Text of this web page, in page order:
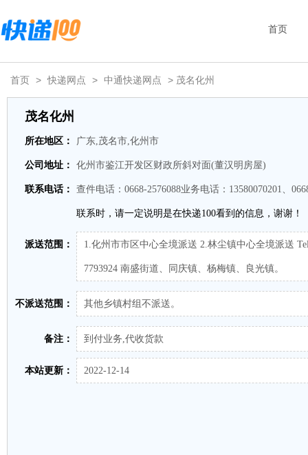
首页
首页 > 快递网点 > 中通快递网点 > 茂名化州
茂名化州
所在地区： 广东,茂名市,化州市
公司地址： 化州市鉴江开发区财政所斜对面(董汉明房屋)
联系电话： 查件电话：0668-2576088业务电话：13580070201、
联系时，请一定说明是在快递100看到的信息，谢谢！
派送范围： 1.化州市市区中心全境派送 2.林尘镇中心全境派送
7793924 南盛街道、同庆镇、杨梅镇、良光镇。
不派送范围： 其他乡镇村组不派送。
备注： 到付业务,代收货款
本站更新： 2022-12-14